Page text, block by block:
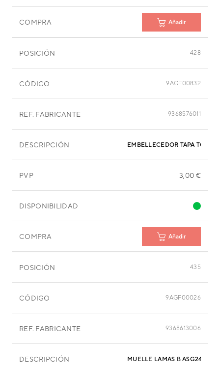
COMPRA Añadir
POSICIÓN 428
CÓDIGO 9AGF00832
REF. FABRICANTE 9368576011
DESCRIPCIÓN EMBELLECEDOR TAPA
PVP 3,00 €
DISPONIBILIDAD
COMPRA Añadir
POSICIÓN 435
CÓDIGO 9AGF00026
REF. FABRICANTE 9368613006
DESCRIPCIÓN MUELLE LAMAS B ASG24